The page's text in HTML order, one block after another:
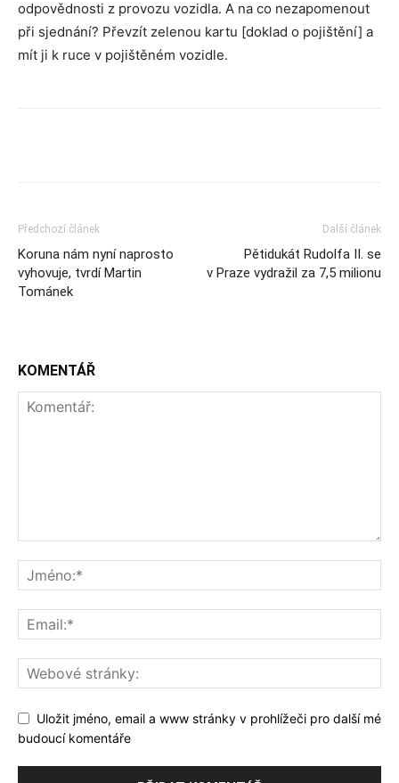
odpovědnosti z provozu vozidla. A na co nezapomenout
při sjednání? Převzít zelenou kartu [doklad o pojištění] a
mít ji k ruce v pojištěném vozidle.
Předchozí článek
Koruna nám nyní naprosto
vyhovuje, tvrdí Martin
Tománek
Další článek
Pětidukát Rudolfa II. se
v Praze vydražil za 7,5 milionu
KOMENTÁŘ
Uložit jméno, email a www stránky v prohlížeči pro další mé
budoucí komentáře